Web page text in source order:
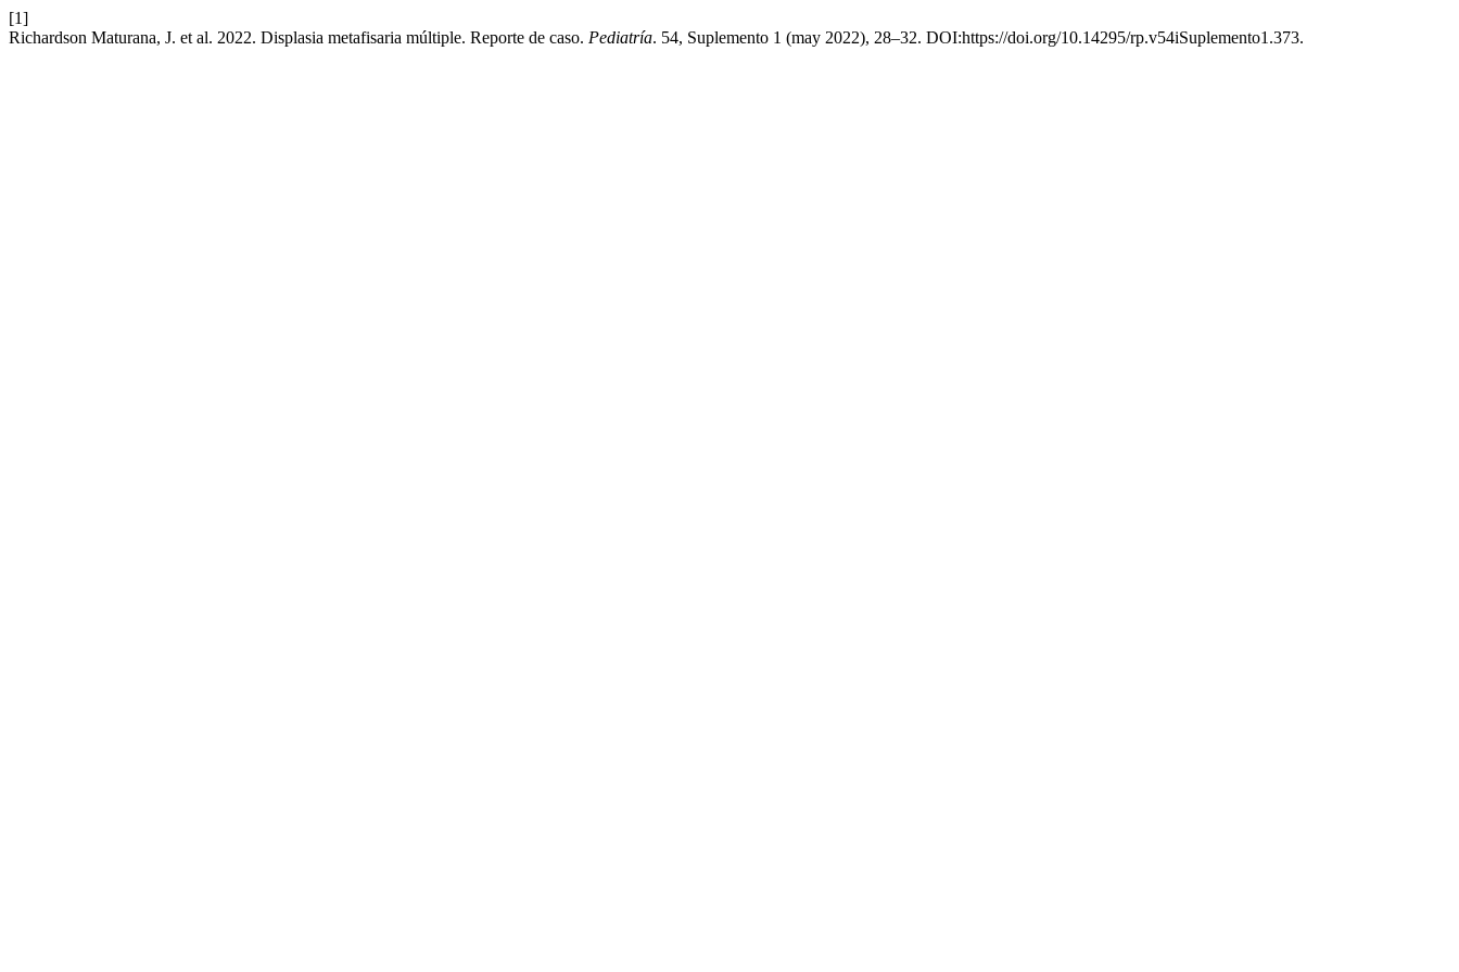
[1]
Richardson Maturana, J. et al. 2022. Displasia metafisaria múltiple. Reporte de caso. Pediatría. 54, Suplemento 1 (may 2022), 28–32. DOI:https://doi.org/10.14295/rp.v54iSuplemento1.373.